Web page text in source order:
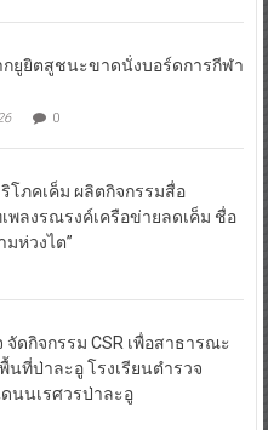
กยูยิตสูชนะขาดนั่งบอร์ดการกีฬา
0
โภคเค็ม ผลิตกิจกรรมสื่อ
พลงรณรงค์เครือข่ายลดเค็ม ชื่อ
มห่วงไต”
ดกิจกรรม CSR เพื่อสาธารณะ
นที่ป่าละอู โรงเรียนตำรวจ
นนเรศวรป่าละอู